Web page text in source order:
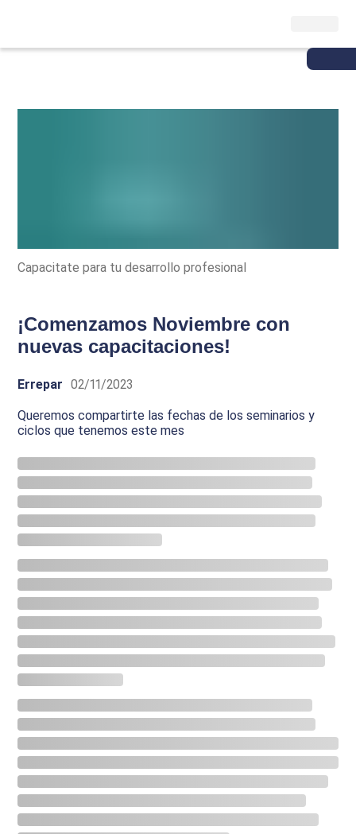
Capacitate para tu desarrollo profesional
¡Comenzamos Noviembre con
nuevas capacitaciones!
Errepar 02/11/2023
Queremos compartirte las fechas de los seminarios y
ciclos que tenemos este mes